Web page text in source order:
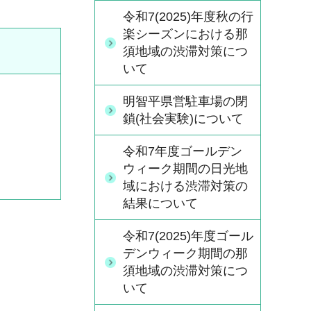
令和7(2025)年度秋の行
楽シーズンにおける那
須地域の渋滞対策につ
いて
明智平県営駐車場の閉
鎖(社会実験)について
令和7年度ゴールデン
ウィーク期間の日光地
域における渋滞対策の
結果について
令和7(2025)年度ゴール
デンウィーク期間の那
須地域の渋滞対策につ
いて